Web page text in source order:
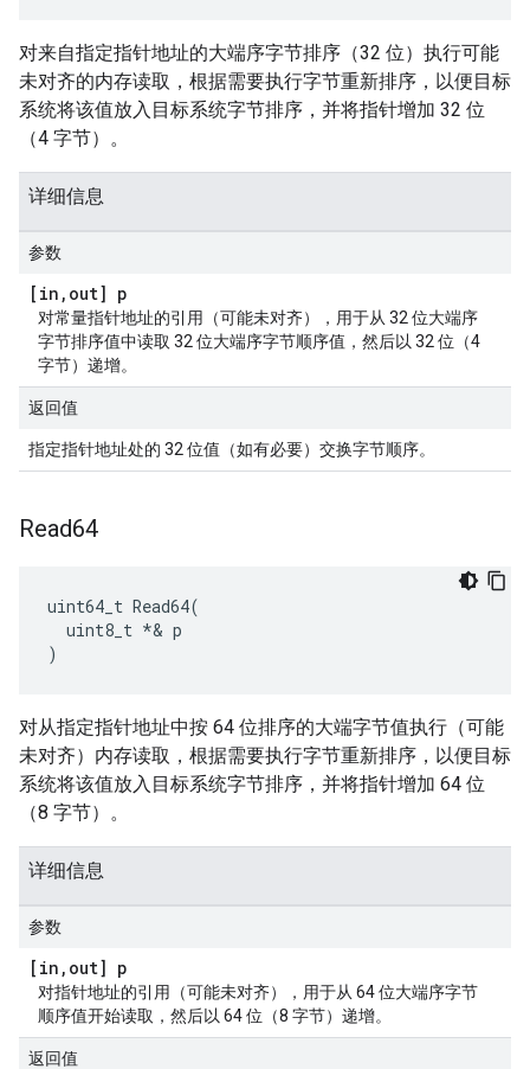
对来自指定指针地址的大端序字节排序（32 位）执行可能
未对齐的内存读取，根据需要执行字节重新排序，以便目标
系统将该值放入目标系统字节排序，并将指针增加 32 位
（4 字节）。
详细信息
参数
[in , out] p
对常量指针地址的引用（可能未对齐），用于从 32 位大端序
字节排序值中读取 32 位大端序字节顺序值，然后以 32 位（4
字节）递增。
返回值
指定指针地址处的 32 位值（如有必要）交换字节顺序。
Read64
uint64_t Read64(
  uint8_t *& p
)
对从指定指针地址中按 64 位排序的大端字节值执行（可能
未对齐）内存读取，根据需要执行字节重新排序，以便目标
系统将该值放入目标系统字节排序，并将指针增加 64 位
（8 字节）。
详细信息
参数
[in , out] p
对指针地址的引用（可能未对齐），用于从 64 位大端序字节
顺序值开始读取，然后以 64 位（8 字节）递增。
返回值